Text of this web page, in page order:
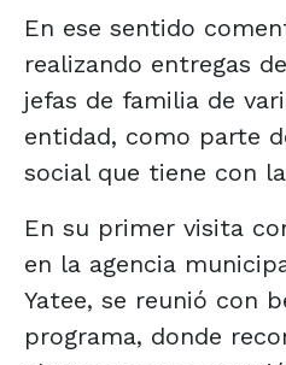
En ese sentido
realizando entregas
jefas de familia de
entidad, como parte
social que tiene con
En su primer visita
en la agencia
Yatee, se reunió con
programa, donde